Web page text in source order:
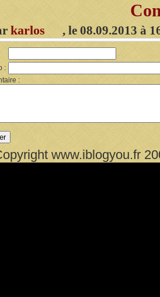
karlos , le 08.09.2013 à
:
:
www.iblogyou.fr